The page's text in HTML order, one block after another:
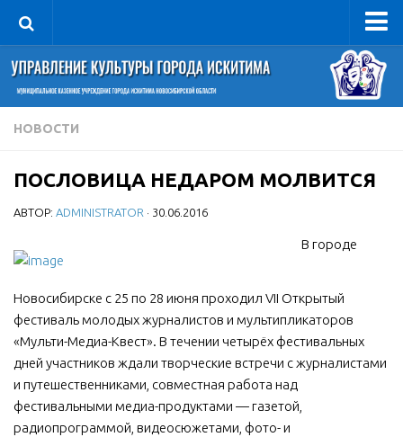
Управление
Руководитель
Сведения об организации
Книга почета культуры
Фотогалерея
Правовая база
Противодействие коррупции
Отчеты о деятельности
Учреждения культуры
МБУ Дом культуры «Молодость»
НОВОСТИ
ПОСЛОВИЦА НЕДАРОМ МОЛВИТСЯ
АВТОР: ADMINISTRATOR · 30.06.2016
В городе
Новосибирске с 25 по 28 июня проходил VII Открытый
фестиваль молодых журналистов и мультипликаторов
«Мульти-Медиа-Квест». В течении четырёх фестивальных
дней участников ждали творческие встречи с журналистами
и путешественниками, совместная работа над
фестивальными медиа-продуктами — газетой,
радиопрограммой, видеосюжетами, фото- и